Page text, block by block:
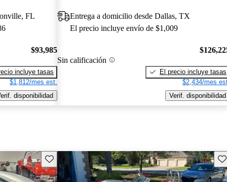
FL
$93,985
incluye tasas
$1,812/mes est.
disponibilidad
Entrega a domicilio desde Dallas, TX
El precio incluye envío de $1,009
Sin calificación
El precio incluye tasas
$2,434/mes
Verif. disponibilidad
Guarda este Aviso